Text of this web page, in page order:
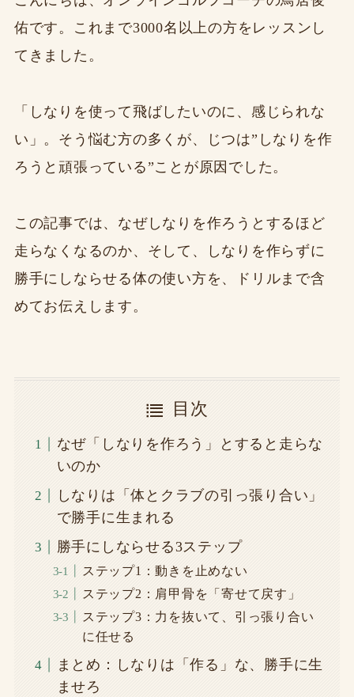
佑です。これまで3000名以上の方をレッスンし
てきました。
「しなりを使って飛ばしたいのに、感じられな
い」。そう悩む方の多くが、じつは”しなりを作
ろうと頑張っている”ことが原因でした。
この記事では、なぜしなりを作ろうとするほど
走らなくなるのか、そして、しなりを作らずに
勝手にしならせる体の使い方を、ドリルまで含
めてお伝えします。
目次
なぜ「しなりを作ろう」とすると走らな
いのか
しなりは「体とクラブの引っ張り合い」
で勝手に生まれる
勝手にしならせる3ステップ
ステップ1：動きを止めない
ステップ2：肩甲骨を「寄せて戻す」
ステップ3：力を抜いて、引っ張り合い
に任せる
まとめ：しなりは「作る」な、勝手に生
ませろ